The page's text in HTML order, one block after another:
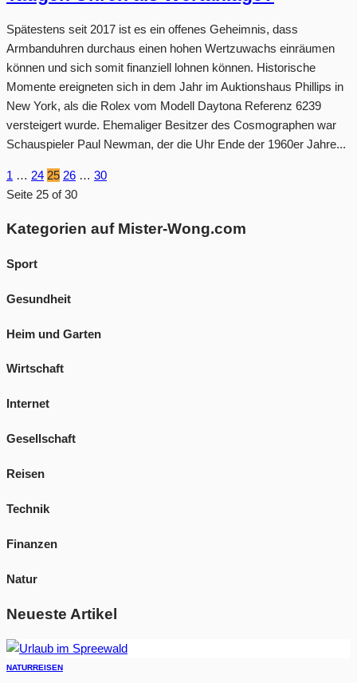
Spätestens seit 2017 ist es ein offenes Geheimnis, dass
Armbanduhren durchaus einen hohen Wertzuwachs einräumen
können und sich somit finanziell lohnen können. Historische
Momente ereigneten sich in dem Jahr im Auktionshaus Phillips in
New York, als die Rolex vom Modell Daytona Referenz 6239
versteigert wurde. Ehemaliger Besitzer des Cosmographen war
Schauspieler Paul Newman, der die Uhr Ende der 1960er Jahre...
1 … 24 25 26 … 30
Seite 25 of 30
Kategorien auf Mister-Wong.com
Sport
Gesundheit
Heim und Garten
Wirtschaft
Internet
Gesellschaft
Reisen
Technik
Finanzen
Natur
Neueste Artikel
NATURREISEN